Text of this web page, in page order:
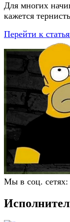
Для многих
кажется
Перейти к
Мы в соц. сетях: